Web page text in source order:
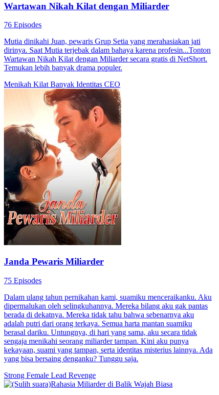
Wartawan Nikah Kilat dengan Miliarder
76 Episodes
Mutia dinikahi Juan, pewaris Grup Setia yang merahasiakan jati
dirinya. Saat Mutia terjebak dalam bahaya karena profesin...Tonton
Wartawan Nikah Kilat dengan Miliarder secara gratis di NetShort.
Temukan lebih banyak drama populer.
Menikah Kilat Banyak Identitas CEO
Janda Pewaris Miliarder
75 Episodes
Dalam ulang tahun pernikahan kami, suamiku menceraikanku. Aku
dipermalukan oleh selingkuhannya. Mereka bilang aku gak pantas
berada di dekatnya. Mereka tidak tahu bahwa sebenarnya aku
adalah putri dari orang terkaya. Semua harta mantan suamiku
berasal dariku. Untungnya, di hari yang sama, aku secara tidak
sengaja menikahi seorang miliarder tampan. Kini aku punya
kekayaan, suami yang tampan, serta identitas misterius lainnya. Ada
yang bisa bersaing denganku? Tunggu saja.
Strong Female Lead Revenge